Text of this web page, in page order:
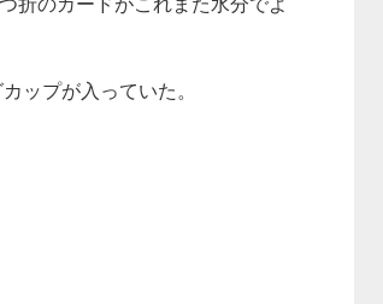
折のカードがこれまた水分でよ
ップが入っていた。